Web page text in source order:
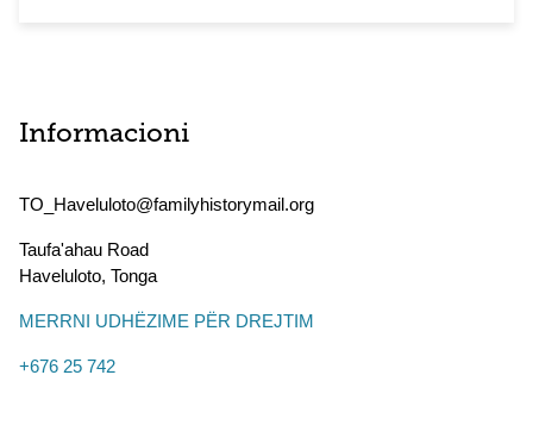
Informacioni
TO_Haveluloto@familyhistorymail.org
Taufa'ahau Road
Haveluloto, Tonga
MERRNI UDHËZIME PËR DREJTIM
+676 25 742